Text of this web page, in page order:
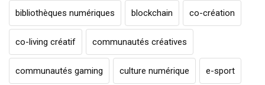
bibliothèques numériques blockchain co-création
co-living créatif communautés créatives
communautés gaming culture numérique e-sport